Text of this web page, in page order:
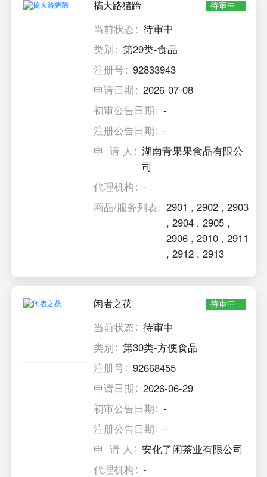
搞大路猪蹄 待审中
当前状态
待审中
类别
第29类-食品
注册号
92833943
申请日期
2026-07-08
初审公告日期
-
注册公告日期
-
申 请 人
湖南青果果食品有限公
司
代理机构
-
商品/服务列表
2901 ,2902 ,2903
,2904 ,2905 ,
2906 ,2910 ,2911
,2912 ,2913
闲者之茯 待审中
当前状态
待审中
类别
第30类-方便食品
注册号
92668455
申请日期
2026-06-29
初审公告日期
-
注册公告日期
-
申 请 人
安化了闲茶业有限公司
代理机构
-